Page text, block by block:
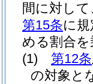
間に対して
第15条に
める割合
(1)
第12条
の対象と